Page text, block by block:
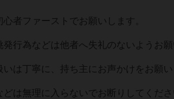
心者ファーストでお願いします。
発行為などは他者へ失礼のないようお
いは丁寧に、持ち主にお声かけをお願
どは無理に入らないでお断りしてくだ